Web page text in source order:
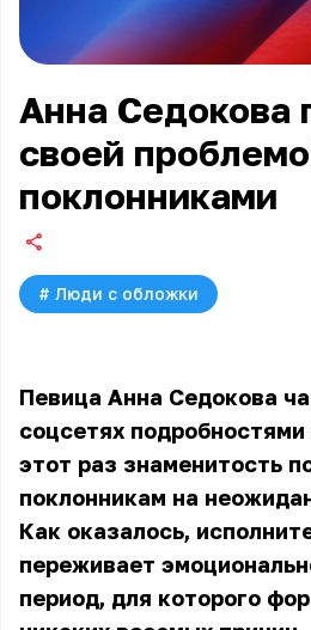
Анна Седокова
своей
поклонниками
# Люди с обложки
Певица Анна Седокова
соцсетях
этот раз знаменитость
поклонникам на
Как оказалось,
переживает
период, для которого